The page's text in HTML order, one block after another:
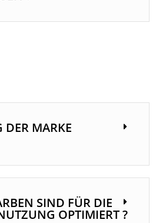
DER MARKE
SIND FÜR DIE
OPTIMIERT ?